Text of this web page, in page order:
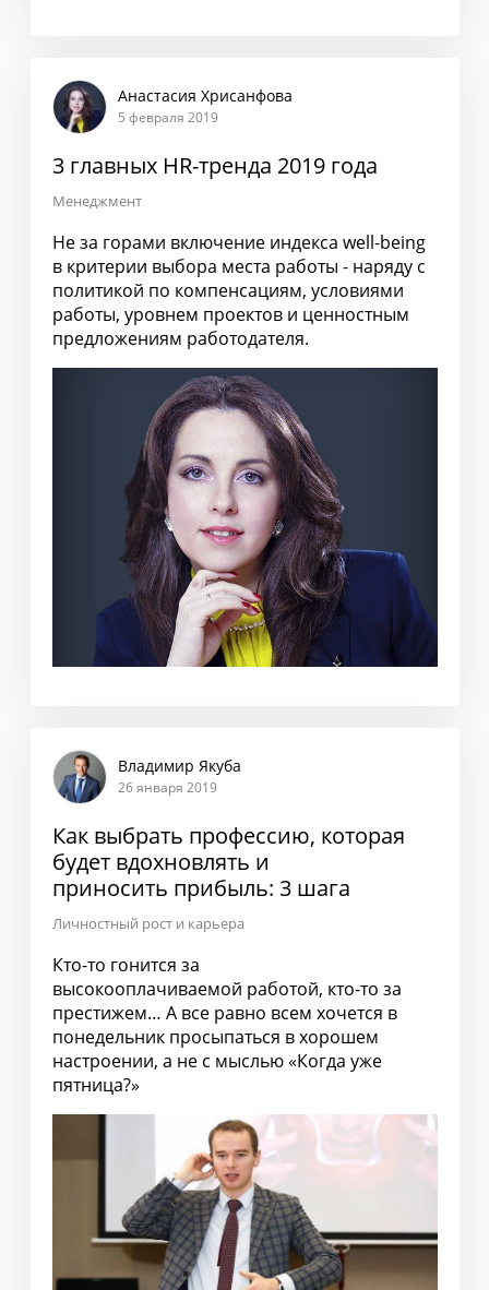
Анастасия Хрисанфова
5 февраля 2019
3 главных HR-тренда 2019 года
Менеджмент
Не за горами включение индекса well-being
в критерии выбора места работы - наряду с
политикой по компенсациям, условиями
работы, уровнем проектов и ценностным
предложениям работодателя.
Владимир Якуба
26 января 2019
Как выбрать профессию, которая
будет вдохновлять и
приносить прибыль: 3 шага
Личностный рост и карьера
Кто-то гонится за
высокооплачиваемой работой, кто-то за
престижем… А все равно всем хочется в
понедельник просыпаться в хорошем
настроении, а не с мыслью «Когда уже
пятница?»